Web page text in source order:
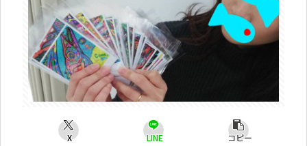
X LINE コピー